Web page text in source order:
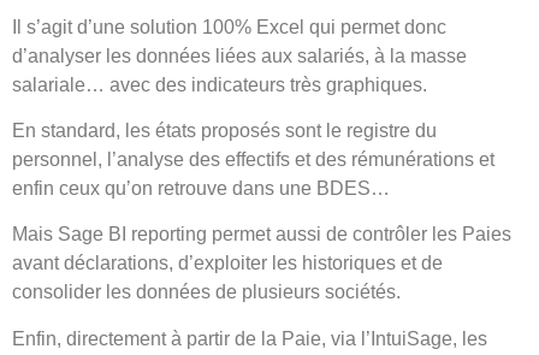
Il s’agit d’une solution 100% Excel qui permet donc
d’analyser les données liées aux salariés, à la masse
salariale… avec des indicateurs très graphiques.
En standard, les états proposés sont le registre du
personnel, l’analyse des effectifs et des rémunérations et
enfin ceux qu’on retrouve dans une BDES…
Mais Sage BI reporting permet aussi de contrôler les Paies
avant déclarations, d’exploiter les historiques et de
consolider les données de plusieurs sociétés.
Enfin, directement à partir de la Paie, via l’IntuiSage, les